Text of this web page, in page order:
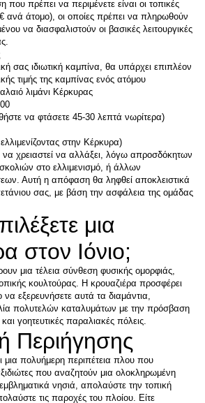
πρέπει να περιμένετε είναι οι τοπικές
ανά άτομο), οι οποίες πρέπει να πληρωθούν
να διασφαλιστούν οι βασικές λειτουργικές
σας ιδιωτική καμπίνα, θα υπάρχει επιπλέον
τιμής της καμπίνας ενός ατόμου
λιμάνι Κέρκυρας
να φτάσετε 45-30 λεπτά νωρίτερα)
στην Κέρκυρα)
στο ελλιμενισμό, ή άλλων
Αυτή η απόφαση θα ληφθεί αποκλειστικά
σας, με βάση την ασφάλεια της ομάδας
μια
στον Ιόνιο;
μια τέλεια σύνθεση φυσικής ομορφιάς,
κουλτούρας. Η κρουαζιέρα προσφέρει
εξερευνήσετε αυτά τα διαμάντια,
πολυτελών καταλυμάτων με την πρόσβαση
Περιήγησης
μια πολυήμερη περιπέτεια πλου που
που αναζητούν μια ολοκληρωμένη
νησιά, απολαύστε την τοπική
τις παροχές του πλοίου. Είτε